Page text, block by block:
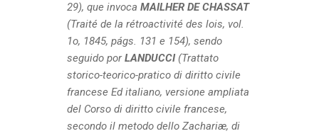
29), que invoca MAILHER DE CHASSAT
(Traité de la rétroactivité des lois, vol.
1o, 1845, págs. 131 e 154), sendo
seguido porLANDUCCI (Trattato
storico-teorico-pratico di diritto civile
francese Ed italiano, versione ampliata
del Corso di diritto civile francese,
secondo il metodo dello Zachariæ, di